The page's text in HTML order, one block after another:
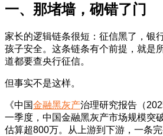
一、那堵墙，砌错了门
家长的逻辑链条很短：征信黑了，银
孩子安全。这条链条有个前提，就是
道都要查央行征信。
但事实不是这样。
《中国金融黑灰产治理研究报告（
一季度，中国金融黑灰产市场规模突
估算超800万。从上游到下游，一条